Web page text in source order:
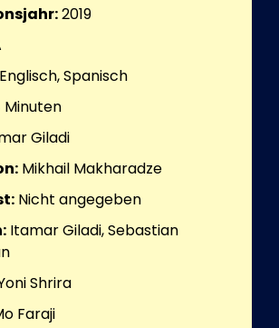
2019
Englisch, Spanisch
Minuten
Giladi
Mikhail Makharadze
Nicht angegeben
Itamar Giladi, Sebastian
Shrira
Faraji